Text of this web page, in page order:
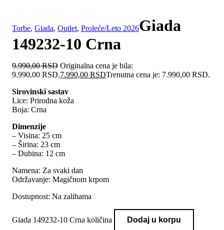
Torbe, Giada, Outlet, Proleće/Leto 2026Giada
149232-10 Crna
9.990,00RSD Originalna cena je bila:
9.990,00 RSD.7.990,00 RSDTrenutna cena je: 7.990,00 RSD.
Sirovinski sastav
Lice: Prirodna koža
Boja: Crna
Dimenzije
– Visina: 25 cm
– Širina: 23 cm
– Dubina: 12 cm
Namena: Za svaki dan
Održavanje: Magičnom krpom
Dostupnost: Na zalihama
Giada 149232-10 Crna količina
Dodaj u korpu